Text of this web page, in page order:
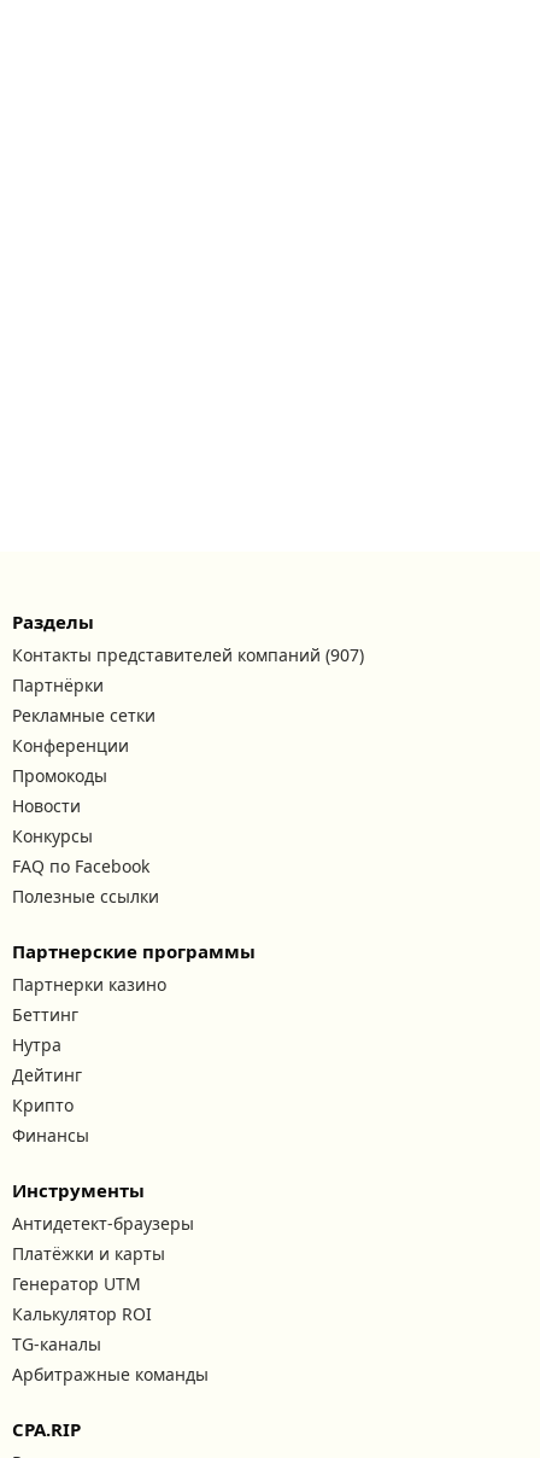
Разделы
Контакты представителей компаний (907)
Партнёрки
Рекламные сетки
Конференции
Промокоды
Новости
Конкурсы
FAQ по Facebook
Полезные ссылки
Партнерские программы
Партнерки казино
Беттинг
Нутра
Дейтинг
Крипто
Финансы
Инструменты
Антидетект-браузеры
Платёжки и карты
Генератор UTM
Калькулятор ROI
TG-каналы
Арбитражные команды
CPA.RIP